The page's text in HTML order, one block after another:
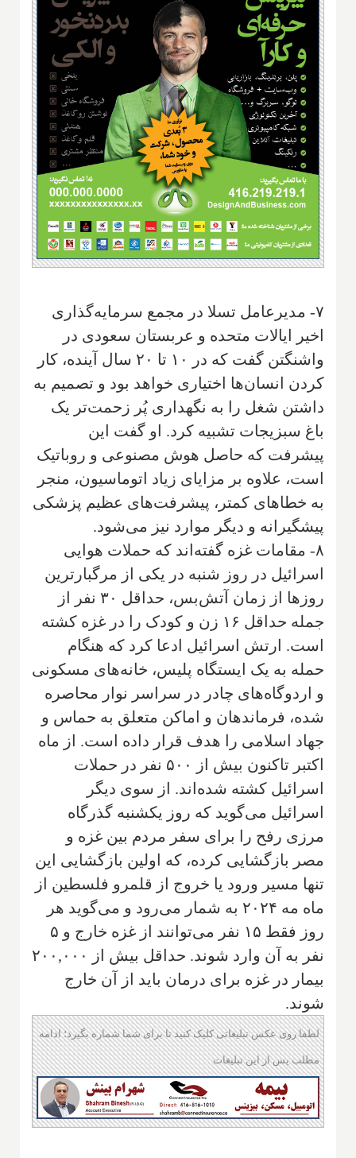
۷- مدیرعامل تسلا در مجمع سرمایه‌گذاری
اخیر ایالات متحده و عربستان سعودی در
واشنگتن گفت که در ۱۰ تا ۲۰ سال آینده، کار
کردن انسان‌ها اختیاری خواهد بود و تصمیم به
داشتن شغل را به نگهداری پُر زحمت‌تر یک
باغ سبزیجات تشبیه کرد. او گفت این
پیشرفت که حاصل هوش مصنوعی و روباتیک
است، علاوه بر مزایای زیاد اتوماسیون، منجر
به خطاهای کمتر، پیشرفت‌های عظیم پزشکی
پیشگیرانه و دیگر موارد نیز می‌شود.
۸- مقامات غزه گفته‌اند که حملات هوایی
اسرائیل در روز شنبه در یکی از مرگبارترین
روزها از زمان آتش‌بس، حداقل ۳۰ نفر از
جمله حداقل ۱۶ زن و کودک را در غزه کشته
است. ارتش اسرائیل ادعا کرد که هنگام
حمله به یک ایستگاه پلیس، خانه‌های مسکونی
و اردوگاه‌های چادر در سراسر نوار محاصره
شده، فرماندهان و اماکن متعلق به حماس و
جهاد اسلامی را هدف قرار داده است. از ماه
اکتبر تاکنون بیش از ۵۰۰ نفر در حملات
اسرائیل کشته شده‌اند. از سوی دیگر
اسرائیل می‌گوید که روز یکشنبه گذرگاه
مرزی رفح را برای سفر مردم بین غزه و
مصر بازگشایی کرده، که اولین بازگشایی این
تنها مسیر ورود یا خروج از قلمرو فلسطین از
ماه مه ۲۰۲۴ به شمار می‌رود و می‌گوید هر
روز فقط ۱۵ نفر می‌توانند از غزه خارج و ۵
نفر به آن وارد شوند. حداقل بیش از ۲۰۰,۰۰۰
بیمار در غزه برای درمان باید از آن خارج
شوند.
لطفا روی عکس تبلیغاتی کلیک کنید تا برای شما شماره بگیرد؛ ادامه
مطلب پس از این تبلیغات